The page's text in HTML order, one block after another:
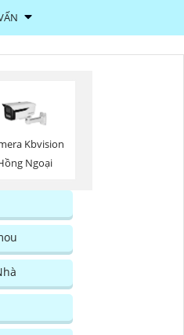
Kbvision
Ngoại